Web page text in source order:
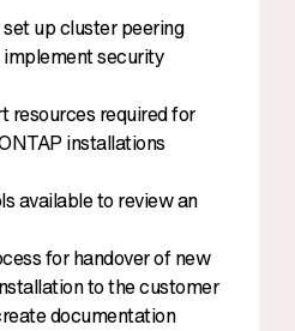
up cluster peering
security
resources required for
installations
available to review an
for handover of new
to the customer
documentation